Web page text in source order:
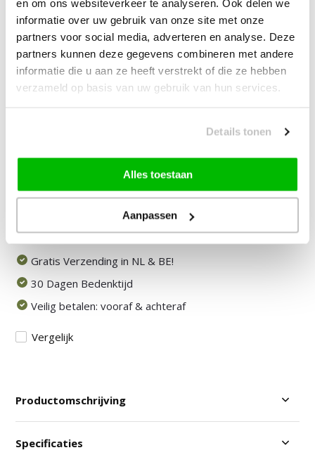
en om ons websiteverkeer te analyseren. Ook delen we
informatie over uw gebruik van onze site met onze
partners voor social media, adverteren en analyse. Deze
partners kunnen deze gegevens combineren met andere
informatie die u aan ze heeft verstrekt of die ze hebben
verzameld op basis van uw gebruik van hun services.
Details tonen
Alles toestaan
Aanpassen
vanaf —10% korting
Bundelkorting:29,00
Heb je een vraag over dit product?
Onze medewerker helpt je graag het juiste product te
vinden.
Stuur mail of bel 085-2007065
Door klanten beoordeeld met een 8,9!
Gratis Verzending in NL & BE!
30 Dagen Bedenktijd
Veilig betalen: vooraf & achteraf
Vergelijk
Productomschrijving
Specificaties